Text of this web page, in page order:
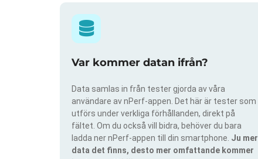
Var kommer datan ifrån?
Data samlas in från tester gjorda av våra
användare av nPerf-appen. Det här är tester som
utförs under verkliga förhållanden, direkt på
fältet. Om du också vill bidra, behöver du bara
ladda ner nPerf-appen till din smartphone. Ju mer
data det finns, desto mer omfattande kommer